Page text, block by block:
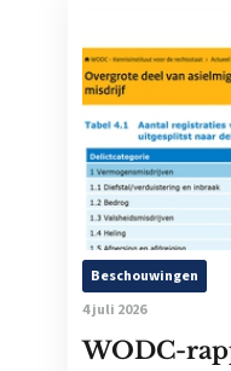
Beschouwingen
4 juli 2026
WODC-